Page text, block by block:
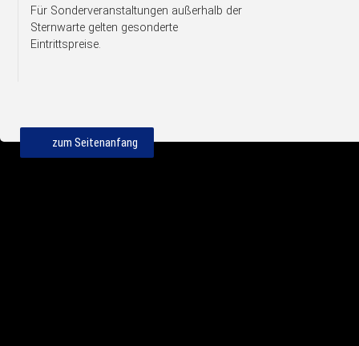
Für Sonderveranstaltungen außerhalb der
Sternwarte gelten gesonderte
Eintrittspreise.
zum Seitenanfang